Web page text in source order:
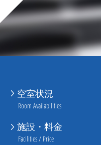
空室状況
Room Availabilities
施設・料金
Facilities / Price